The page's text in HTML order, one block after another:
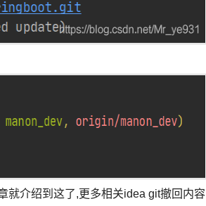
就介绍到这了,更多相关idea git撤回内容